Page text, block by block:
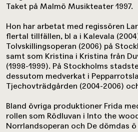
Taket på Malmö Musikteater 1997.
Hon har arbetat med regissören
flertal tillfällen, bl a i Kalevala
Tolvskillingsoperan (2006) på
samt som Kristina i Kristina från
(1998-1999). På Stockholms
dessutom medverkat i
Tjechovträdgården (2004-2006)
Bland övriga produktioner Frida
rollen som Rödluvan i Into the
Norrlandsoperan och De dömdas